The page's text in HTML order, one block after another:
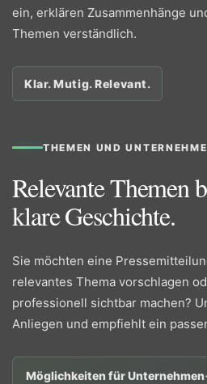
ein, erklären Zusammenhänge
Themen verständlich.
Klar. Mutig. Relevant.
THEMEN UND
Relevante Themen
klare Geschichte.
Sie möchten eine
relevantes Thema vorschlagen
professionell sichtbar machen?
Anliegen und empfiehlt ein
Möglichkeiten für Unternehmen